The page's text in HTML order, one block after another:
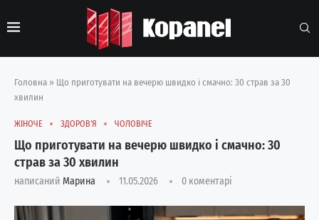
Головна » Що приготувати на вечерю швидко і смачно: 30 страв за 30
хвилин
ЖІНОЧЕ ЗДОРОВ'Я ЧОЛОВІЧЕ
Що приготувати на вечерю швидко і смачно: 30
страв за 30 хвилин
написаний Марина 11.05.2026 0 коментарі